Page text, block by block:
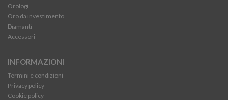
Orologi
Oro da investimento
Diamanti
Accessori
INFORMAZIONI
Termini e condizioni
Privacy policy
Cookie policy